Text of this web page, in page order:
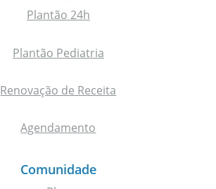
Plantão 24h
Plantão Pediatria
Renovação de Receita
Agendamento
Comunidade